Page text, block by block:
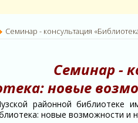
Cеминар - консультация
Cеминар -
новые
районной библиотеке
новые возможности и